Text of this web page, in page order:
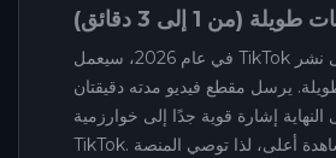
(من 1 إلى 3 دقائق)
في عام 2026، سيعمل TikTok بشكل متزايد على نشر
يرسل مقطع فيديو مدته دقيقتان
إشارة قوية جدًا إلى خوارزمية
TikTok. إجمالي وقت المشاهدة أعلى، لذا توصي المنصة